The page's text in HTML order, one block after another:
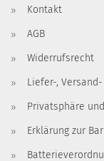
Kontakt
AGB
Widerrufsrecht
Liefer-,
Privatsphäre
Erklärung zur